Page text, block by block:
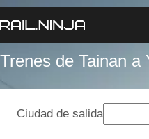
Trenes de Tainan a
Ciudad de salida